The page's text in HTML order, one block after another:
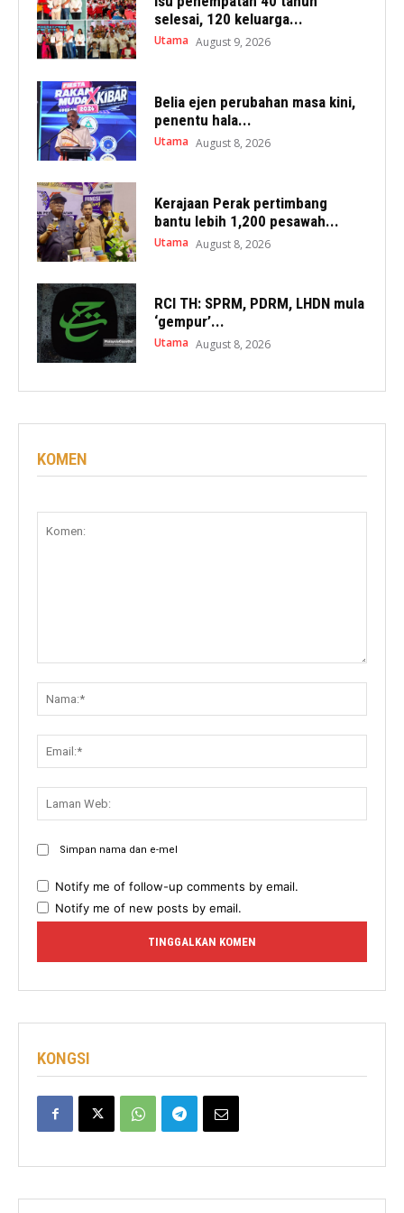
selesai, 120 keluarga...
Utama August 9, 2026
Belia ejen perubahan masa kini,
penentu hala...
Utama August 8, 2026
Kerajaan Perak pertimbang
bantu lebih 1,200 pesawah...
Utama August 8, 2026
RCI TH: SPRM, PDRM, LHDN mula
‘gempur’...
Utama August 8, 2026
KOMEN
Simpan nama dan e-mel
Notify me of follow-up comments by email.
Notify me of new posts by email.
KONGSI